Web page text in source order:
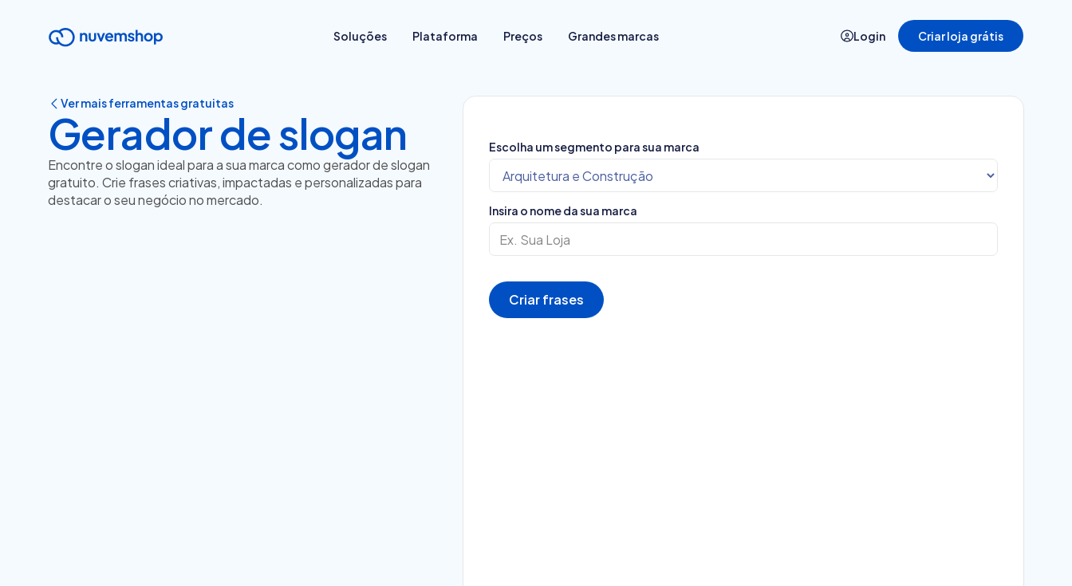
Soluções
Migrar sua loja de plataforma
Já vende em redes sociais
Já vende em loja física
Já vende em marketplace
Para vender sem estoque
Veja a plataforma da Nuvemshop
Plataforma Preços Grandes marcas Login Criar loja grátis
Ver mais ferramentas gratuitas
Gerador de slogan
Encontre o slogan ideal para a sua marca como gerador de slogan
gratuito. Crie frases criativas, impactadas e personalizadas para
destacar o seu negócio no mercado.
Escolha um segmento para sua marca
Insira o nome da sua marca
Criar frases